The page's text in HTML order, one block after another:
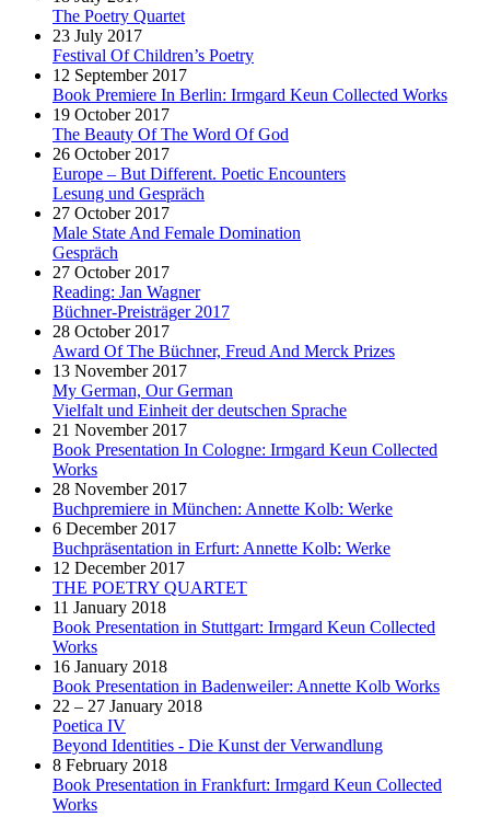
The Poetry Quartet
23 July 2017
Festival Of Children’s Poetry
12 September 2017
Book Premiere In Berlin: Irmgard Keun Collected Works
19 October 2017
The Beauty Of The Word Of God
26 October 2017
Europe – But Different. Poetic Encounters
Lesung und Gespräch
27 October 2017
Male State And Female Domination
Gespräch
27 October 2017
Reading: Jan Wagner
Büchner-Preisträger 2017
28 October 2017
Award Of The Büchner, Freud And Merck Prizes
13 November 2017
My German, Our German
Vielfalt und Einheit der deutschen Sprache
21 November 2017
Book Presentation In Cologne: Irmgard Keun Collected
Works
28 November 2017
Buchpremiere in München: Annette Kolb: Werke
6 December 2017
Buchpräsentation in Erfurt: Annette Kolb: Werke
12 December 2017
THE POETRY QUARTET
11 January 2018
Book Presentation in Stuttgart: Irmgard Keun Collected
Works
16 January 2018
Book Presentation in Badenweiler: Annette Kolb Works
22 – 27 January 2018
Poetica IV
Beyond Identities - Die Kunst der Verwandlung
8 February 2018
Book Presentation in Frankfurt: Irmgard Keun Collected
Works